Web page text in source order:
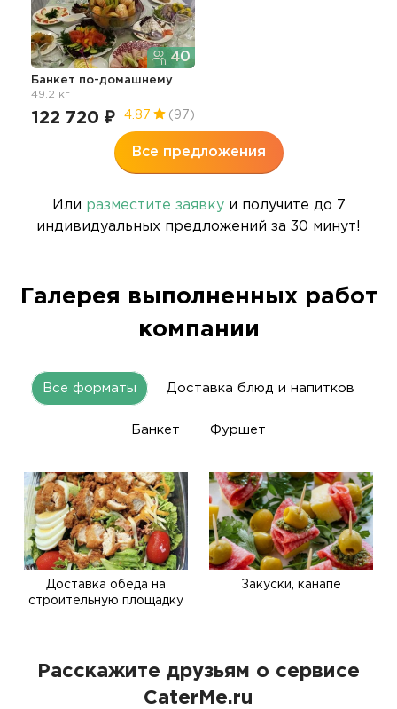
40
Банкет по-домашнему
49.2 кг
122 720 ₽ 4.87 (97)
Все предложения
Или разместите заявкуи получите до 7
индивидуальных предложений за 30 минут!
Галерея выполненных работ
компании
Все форматы Доставка блюд и напитков
Банкет Фуршет
Доставка обеда на
строительную площадку
Закуски, канапе
Расскажите друзьям о сервисе
CaterMe.ru